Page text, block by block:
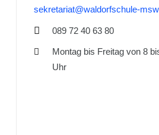
sekretariat@waldorfschule-
089 72 40 63 80
Montag bis Freitag von 8
Uhr